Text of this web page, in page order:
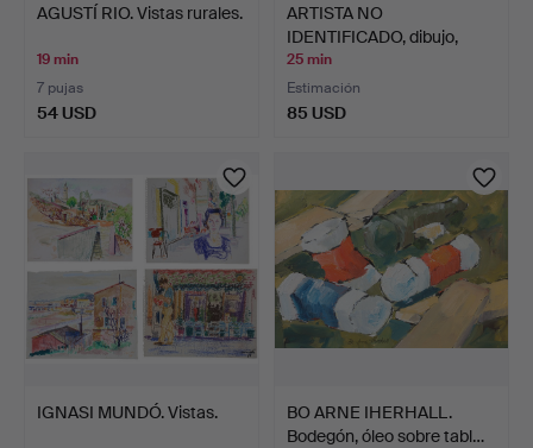
AGUSTÍ RIO. Vistas rurales.
19 min
7 pujas
54 USD
ARTISTA NO
IDENTIFICADO, dibujo,
"Musiken"…
25 min
Estimación
85 USD
IGNASI MUNDÓ. Vistas.
BO ARNE IHERHALL.
Bodegón, óleo sobre tabl…